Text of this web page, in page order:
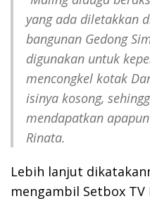
yang ada diletakkan
bangunan Gedong
digunakan untuk
mencongkel kotak
isinya kosong,
mendapatkan
Rinata.
Lebih lanjut
mengambil Setbox